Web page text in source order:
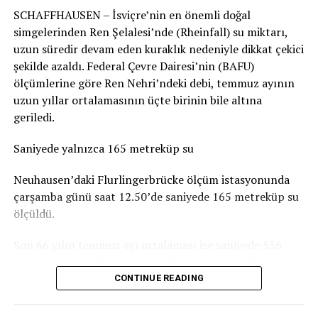
durumun genel olarak dramatik olmadığını belirtiyor.
Basel-Landschaft yetkilileri de şehir merkezindeki ve
insanların yemek yemek veya vakit geçirmek için
kullandığı parkların, ormanlık alanlardaki oyun
parklarına göre daha fazla kirlendiğine dikkat çekiyor.
Sigarasız çocuk parkları yaygınlaşıyor
İsviçre’deki Stop2Drop girişiminin verilerine göre şu
anda 24 belediye sigarasız ve temiz çocuk parkı
uygulamasını kullanıyor.
Aarau’da da seçilen 10 çocuk parkında yaklaşık iki ay
belediyeye göre deneme döneminde kirlilikte belirgin bir
değişiklik gözlenmedi. Uygulamaların uzun vadeli
etkisinin ise henüz değerlendirilemeyeceği belirtiliyor.
SCHAFFHAUSEN – İsviçre’nin en önemli doğal
simgelerinden Ren Şelalesi’nde (Rheinfall) su miktarı,
uzun süredir devam eden kuraklık nedeniyle dikkat çekici
şekilde azaldı. Federal Çevre Dairesi’nin (BAFU)
ölçümlerine göre Ren Nehri’ndeki debi, temmuz ayının
uzun yıllar ortalamasının üçte birinin bile altına
geriledi.
Saniyede yalnızca 165 metreküp su
Neuhausen’daki Flurlingerbrücke ölçüm istasyonunda
çarşamba günü saat 12.50’de saniyede 165 metreküp su
ölçüldü.
anda normal bir temmuz ayındaki seviyenin yaklaşık
yüzde 31’i kadar.
CONTINUE READING